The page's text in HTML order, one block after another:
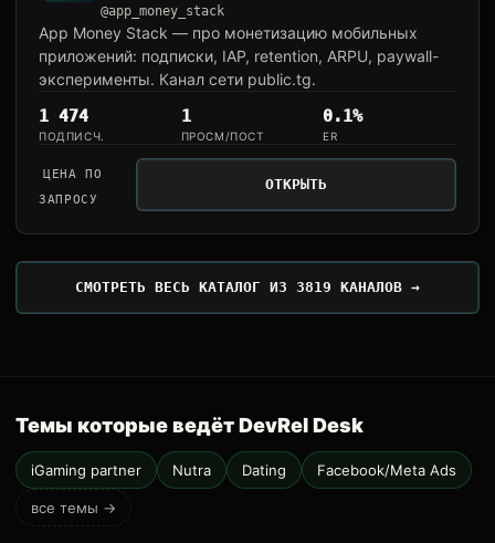
@app_money_stack
App Money Stack — про монетизацию мобильных
приложений: подписки, IAP, retention, ARPU, paywall-
эксперименты. Канал сети public.tg.
1 474
ПОДПИСЧ.
1
ПРОСМ/ПОСТ
0.1%
ER
ЦЕНА ПО
ЗАПРОСУ
ОТКРЫТЬ
СМОТРЕТЬ ВЕСЬ КАТАЛОГ ИЗ 3819 КАНАЛОВ →
Темы которые ведёт DevRel Desk
iGaming partner Nutra Dating Facebook/Meta Ads
все темы →